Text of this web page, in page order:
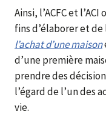
Ainsi, l’ACFC et
fins d’élaborer et de
l’achat d’une maison
d’une première
prendre des
l’égard de l’un des
vie.